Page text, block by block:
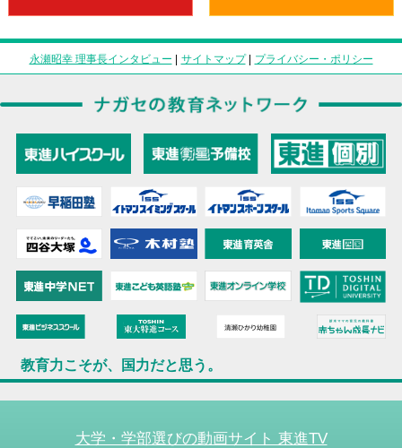
永瀬昭幸 理事長インタビュー | サイトマップ| プライバシー・ポリシー
教育力こそが、国力だと思う。
大学・学部選びの動画サイト 東進TV